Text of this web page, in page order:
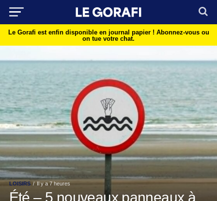
Le Gorafi est enfin disponible en journal papier ! Abonnez-vous ou
on tue votre chat.
LOISIRS Il y a 7 heures
Été – 5 nouveaux panneaux à